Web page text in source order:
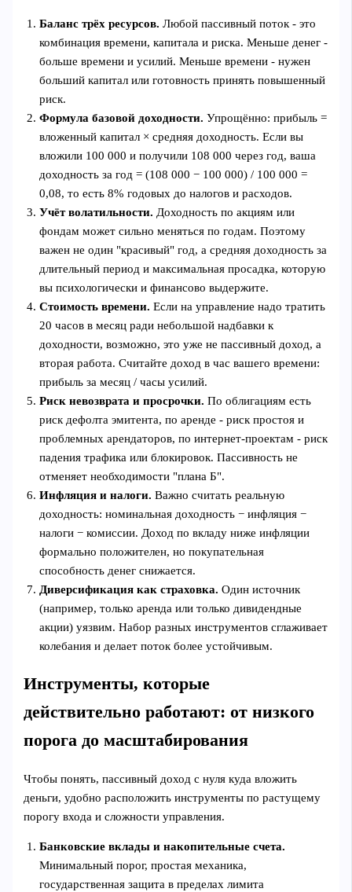
Баланс трёх ресурсов. Любой пассивный поток - это
комбинация времени, капитала и риска. Меньше денег -
больше времени и усилий. Меньше времени - нужен
больший капитал или готовность принять повышенный
риск.
Формула базовой доходности. Упрощённо: прибыль =
вложенный капитал × средняя доходность. Если вы
вложили 100 000 и получили 108 000 через год, ваша
доходность за год = (108 000 − 100 000) / 100 000 =
0,08, то есть 8% годовых до налогов и расходов.
Учёт волатильности. Доходность по акциям или
фондам может сильно меняться по годам. Поэтому
важен не один "красивый" год, а средняя доходность за
длительный период и максимальная просадка, которую
вы психологически и финансово выдержите.
Стоимость времени. Если на управление надо тратить
20 часов в месяц ради небольшой надбавки к
доходности, возможно, это уже не пассивный доход, а
вторая работа. Считайте доход в час вашего времени:
прибыль за месяц / часы усилий.
Риск невозврата и просрочки. По облигациям есть
риск дефолта эмитента, по аренде - риск простоя и
проблемных арендаторов, по интернет-проектам - риск
падения трафика или блокировок. Пассивность не
отменяет необходимости "плана Б".
Инфляция и налоги. Важно считать реальную
доходность: номинальная доходность − инфляция −
налоги − комиссии. Доход по вкладу ниже инфляции
формально положителен, но покупательная
способность денег снижается.
Диверсификация как страховка. Один источник
(например, только аренда или только дивидендные
акции) уязвим. Набор разных инструментов сглаживает
колебания и делает поток более устойчивым.
Инструменты, которые
действительно работают: от низкого
порога до масштабирования
Чтобы понять, пассивный доход с нуля куда вложить
деньги, удобно расположить инструменты по растущему
порогу входа и сложности управления.
Банковские вклады и накопительные счета.
Минимальный порог, простая механика,
государственная защита в пределах лимита